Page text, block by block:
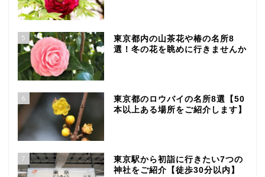
5
東京都内の山茶花や椿の名所8
選！冬の花を眺めに行きませんか
6
東京都のロウバイの名所8選【50
本以上ある場所をご紹介します】
7
東京駅から初詣に行きたい7つの
神社をご紹介【徒歩30分以内】